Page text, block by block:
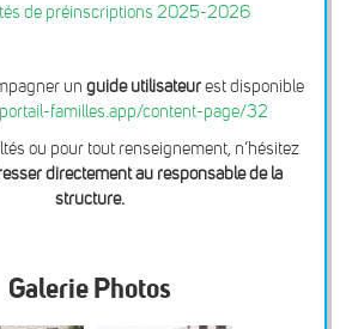
de préinscriptions 2025-2026
un guide utilisateurest disponible
familles.app/content-page/32
ou pour tout renseignement, n’hésitez
directement au responsable de la
structure.
Galerie Photos